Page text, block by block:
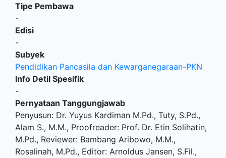
Tipe Pembawa
-
Edisi
-
Subyek
Pendidikan Pancasila dan Kewarganegaraan-PKN
Info Detil Spesifik
-
Pernyataan Tanggungjawab
Penyusun: Dr. Yuyus Kardiman M.Pd., Tuty, S.Pd.,
Alam S., M.M., Proofreader: Prof. Dr. Etin Solihatin,
M.Pd., Reviewer: Bambang Aribowo, M.M.,
Rosalinah, M.Pd., Editor: Arnoldus Jansen, S.Fil.,